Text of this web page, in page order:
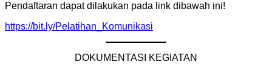
Pendaftaran dapat dilakukan pada link dibawah ini!
https://bit.ly/Pelatihan_Komunikasi
DOKUMENTASI KEGIATAN